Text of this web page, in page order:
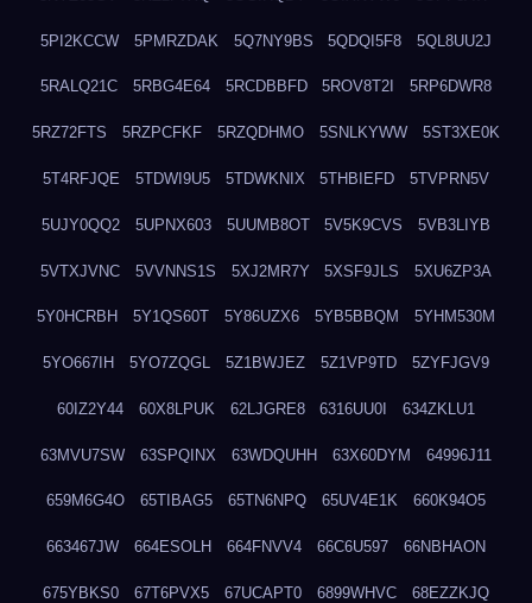
5PI2KCCW 5PMRZDAK 5Q7NY9BS 5QDQI5F8 5QL8UU2J
5RALQ21C 5RBG4E64 5RCDBBFD 5ROV8T2I 5RP6DWR8
5RZ72FTS 5RZPCFKF 5RZQDHMO 5SNLKYWW 5ST3XE0K
5T4RFJQE 5TDWI9U5 5TDWKNIX 5THBIEFD 5TVPRN5V
5UJY0QQ2 5UPNX603 5UUMB8OT 5V5K9CVS 5VB3LIYB
5VTXJVNC 5VVNNS1S 5XJ2MR7Y 5XSF9JLS 5XU6ZP3A
5Y0HCRBH 5Y1QS60T 5Y86UZX6 5YB5BBQM 5YHM530M
5YO667IH 5YO7ZQGL 5Z1BWJEZ 5Z1VP9TD 5ZYFJGV9
60IZ2Y44 60X8LPUK 62LJGRE8 6316UU0I 634ZKLU1
63MVU7SW 63SPQINX 63WDQUHH 63X60DYM 64996J11
659M6G4O 65TIBAG5 65TN6NPQ 65UV4E1K 660K94O5
663467JW 664ESOLH 664FNVV4 66C6U597 66NBHAON
675YBKS0 67T6PVX5 67UCAPT0 6899WHVC 68EZZKJQ